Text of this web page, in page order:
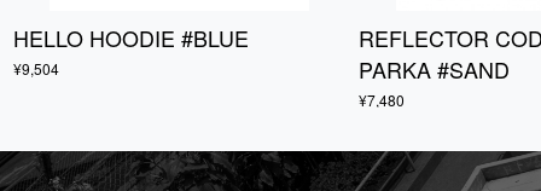
HELLO HOODIE #BLUE
¥9,504
REFLECTOR
PARKA #SAND
¥7,480